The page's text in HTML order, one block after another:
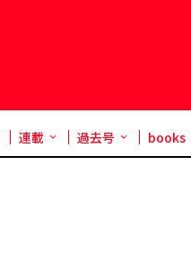
連載 過去号 books